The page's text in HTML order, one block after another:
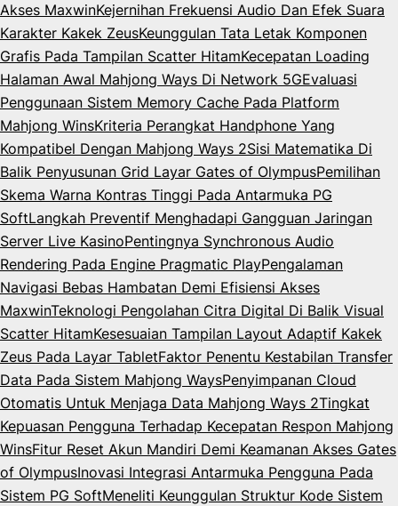
Akses MaxwinKejernihan Frekuensi Audio Dan Efek Suara
Karakter Kakek ZeusKeunggulan Tata Letak Komponen
Grafis Pada Tampilan Scatter HitamKecepatan Loading
Halaman Awal Mahjong Ways Di Network 5GEvaluasi
Penggunaan Sistem Memory Cache Pada Platform
Mahjong WinsKriteria Perangkat Handphone Yang
Kompatibel Dengan Mahjong Ways 2Sisi Matematika Di
Balik Penyusunan Grid Layar Gates of OlympusPemilihan
Skema Warna Kontras Tinggi Pada Antarmuka PG
SoftLangkah Preventif Menghadapi Gangguan Jaringan
Server Live KasinoPentingnya Synchronous Audio
Rendering Pada Engine Pragmatic PlayPengalaman
Navigasi Bebas Hambatan Demi Efisiensi Akses
MaxwinTeknologi Pengolahan Citra Digital Di Balik Visual
Scatter HitamKesesuaian Tampilan Layout Adaptif Kakek
Zeus Pada Layar TabletFaktor Penentu Kestabilan Transfer
Data Pada Sistem Mahjong WaysPenyimpanan Cloud
Otomatis Untuk Menjaga Data Mahjong Ways 2Tingkat
Kepuasan Pengguna Terhadap Kecepatan Respon Mahjong
WinsFitur Reset Akun Mandiri Demi Keamanan Akses Gates
of OlympusInovasi Integrasi Antarmuka Pengguna Pada
Sistem PG SoftMeneliti Keunggulan Struktur Kode Sistem